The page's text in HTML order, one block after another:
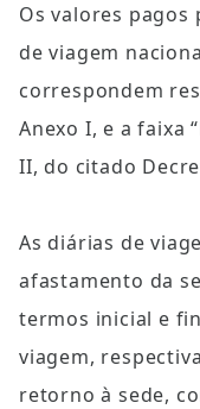
Os valores pagos
de viagem
correspondem
Anexo I, e a faixa
II, do citado
As diárias de
afastamento da
termos inicial e
viagem,
retorno à sede,